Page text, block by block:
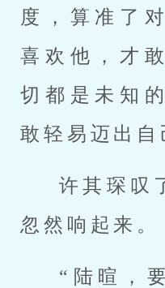
度，算准了
喜欢他，才
切都是未知
敢轻易迈出自
许其琛叹
忽然响起来。
“陆暄，